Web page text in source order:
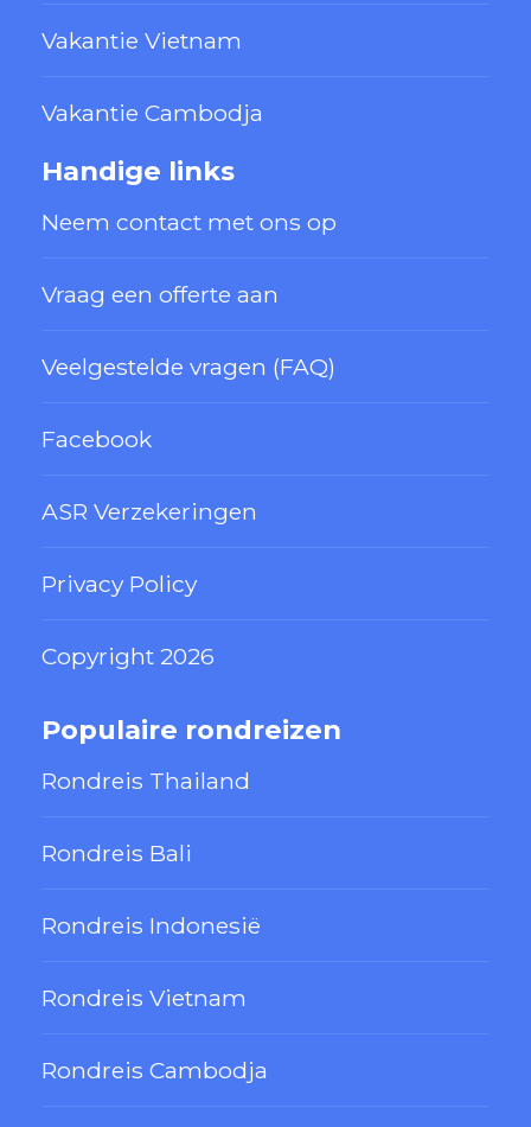
Vakantie Vietnam
Vakantie Cambodja
Handige links
Neem contact met ons op
Vraag een offerte aan
Veelgestelde vragen (FAQ)
Facebook
ASR Verzekeringen
Privacy Policy
Copyright 2026
Populaire rondreizen
Rondreis Thailand
Rondreis Bali
Rondreis Indonesië
Rondreis Vietnam
Rondreis Cambodja